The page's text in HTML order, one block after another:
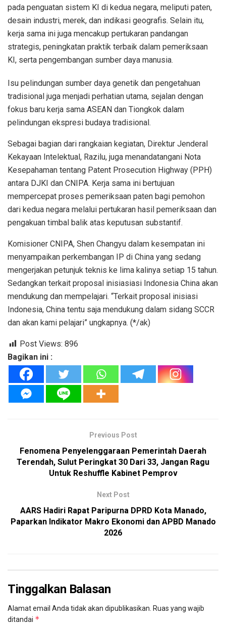
pada penguatan sistem KI di kedua negara, meliputi paten,
desain industri, merek, dan indikasi geografis. Selain itu,
kerja sama ini juga mencakup pertukaran pandangan
strategis, peningkatan praktik terbaik dalam pemeriksaan
KI, serta pengembangan sumber daya manusia.
Isu pelindungan sumber daya genetik dan pengetahuan
tradisional juga menjadi perhatian utama, sejalan dengan
fokus baru kerja sama ASEAN dan Tiongkok dalam
pelindungan ekspresi budaya tradisional.
Sebagai bagian dari rangkaian kegiatan, Direktur Jenderal
Kekayaan Intelektual, Razilu, juga menandatangani Nota
Kesepahaman tentang Patent Prosecution Highway (PPH)
antara DJKI dan CNIPA. Kerja sama ini bertujuan
mempercepat proses pemeriksaan paten bagi pemohon
dari kedua negara melalui pertukaran hasil pemeriksaan dan
pengakuan timbal balik atas keputusan substantif.
Komisioner CNIPA, Shen Changyu dalam kesempatan ini
menyampaikan perkembangan IP di China yang sedang
mengerjakan petunjuk teknis ke lima kalinya setiap 15 tahun.
Sedangkan terkait proposal inisiasiasi Indonesia China akan
mendukung dan mempelajari. “Terkait proposal inisiasi
Indonesia, China tentu saja mendukung dalam sidang SCCR
dan akan kami pelajari” ungkapnya. (*/ak)
Post Views: 896
Bagikan ini :
Previous Post
Fenomena Penyelenggaraan Pemerintah Daerah
Terendah, Sulut Peringkat 30 Dari 33, Jangan Ragu
Untuk Reshuffle Kabinet Pemprov
Next Post
AARS Hadiri Rapat Paripurna DPRD Kota Manado,
Paparkan Indikator Makro Ekonomi dan APBD Manado
2026
Tinggalkan Balasan
Alamat email Anda tidak akan dipublikasikan. Ruas yang wajib
ditandai *